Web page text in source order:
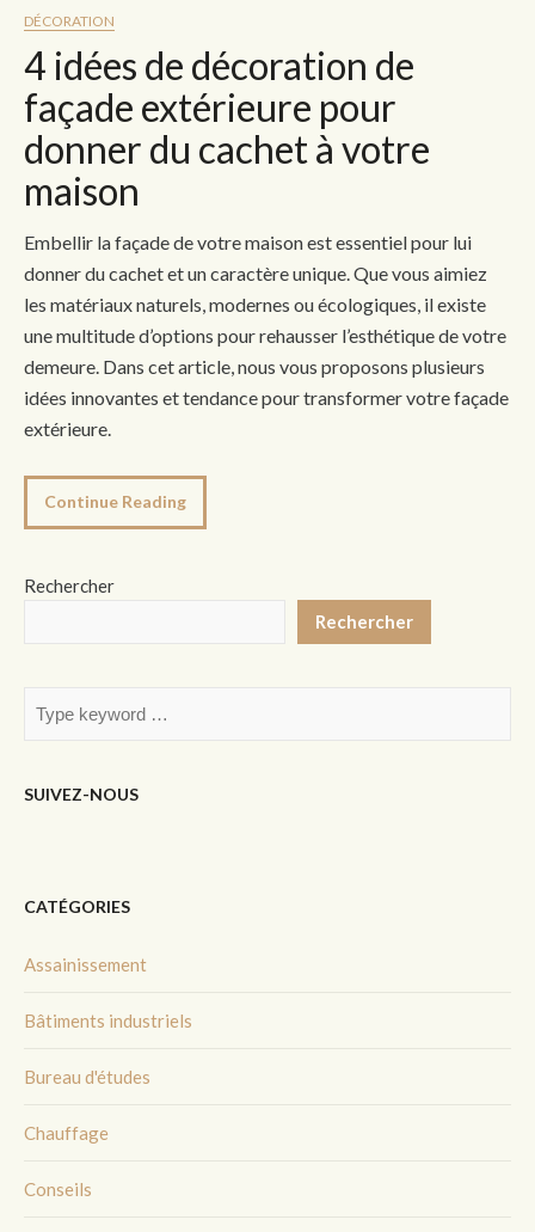
DÉCORATION
4 idées de décoration de
façade extérieure pour
donner du cachet à votre
maison
Embellir la façade de votre maison est essentiel pour lui
donner du cachet et un caractère unique. Que vous aimiez
les matériaux naturels, modernes ou écologiques, il existe
une multitude d’options pour rehausser l’esthétique de votre
demeure. Dans cet article, nous vous proposons plusieurs
idées innovantes et tendance pour transformer votre façade
extérieure.
Continue Reading
Rechercher
Rechercher
SUIVEZ-NOUS
CATÉGORIES
Assainissement
Bâtiments industriels
Bureau d'études
Chauffage
Conseils